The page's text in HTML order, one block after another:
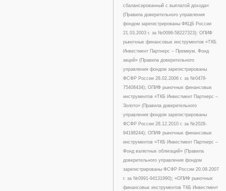
сбалансированный с выплатой дохода»
(Правила доверительного управления
фондом зарегистрированы ФКЦБ России
21.03.2003 г. за №0096-58227323); ОПИФ
рыночных финансовых инструментов «ТКБ
Инвестмент Партнерс – Премиум. Фонд
акций» (Правила доверительного
управления фондом зарегистрированы
ФСФР России 28.02.2006 г. за №0478-
75408434); ОПИФ рыночных финансовых
инструментов «ТКБ Инвестмент Партнерс –
Золото» (Правила доверительного
управления фондом зарегистрированы
ФСФР России 28.12.2010 г. за №2026-
94198244); ОПИФ рыночных финансовых
инструментов «ТКБ Инвестмент Партнерс –
Фонд валютных облигаций» (Правила
доверительного управления фондом
зарегистрированы ФСФР России 20.09.2007
г. за №0991-94131990); «ОПИФ рыночных
финансовых инструментов ТКБ Инвестмент